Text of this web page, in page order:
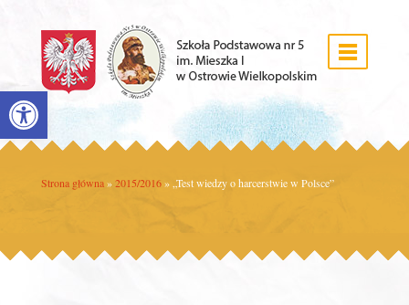
Open toolbar
Strona główna » 2015/2016 »„Test wiedzy o harcerstwie w Polsce”